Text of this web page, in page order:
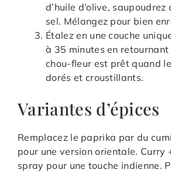
d’huile d’olive,
sel. Mélangez pour bien
Étalez en une couche
à 35 minutes en retournant
chou-fleur est prêt quand
dorés et croustillants.
Variantes d’épices
Remplacez le paprika par du
pour une version orientale. Curry
spray pour une touche indienne.